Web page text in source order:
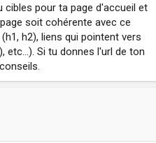
pour ta page d'accueil et
soit cohérente avec ce
h2), liens qui pointent vers
etc...). Si tu donnes l'url de ton